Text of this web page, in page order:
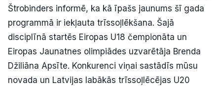
E-avīze Abonē
Štrobinders informē, ka kā īpašs jaunums šī gada
programmā ir iekļauta trīssoļlēkšana. Šajā
disciplīnā startēs Eiropas U18 čempionāta un
Eiropas Jaunatnes olimpiādes uzvarētāja Brenda
Džiliāna Apsīte. Konkurenci viņai sastādīs mūsu
novada un Latvijas labākās trīssoļlēcējas U20